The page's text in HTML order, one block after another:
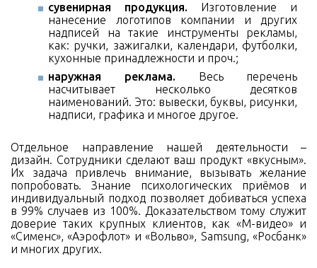
сувенирная продукция. Изготовление и
нанесение логотипов компании и других
надписей на такие инструменты рекламы,
как: ручки, зажигалки, календари, футболки,
кухонные принадлежности и проч.;
наружная реклама. Весь перечень
насчитывает несколько десятков
наименований. Это: вывески, буквы, рисунки,
надписи, графика и многое другое.
Отдельное направление нашей деятельности –
дизайн. Сотрудники сделают ваш продукт «вкусным».
Их задача привлечь внимание, вызывать желание
попробовать. Знание психологических приёмов и
индивидуальный подход позволяет добиваться успеха
в 99% случаев из 100%. Доказательством тому служит
доверие таких крупных клиентов, как «М-видео» и
«Сименс», «Аэрофлот» и «Вольво», Samsung, «Росбанк»
и многих других.